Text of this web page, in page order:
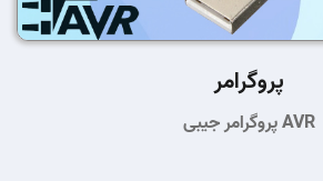
پروگرامر
پروگرامر جیبی AVR